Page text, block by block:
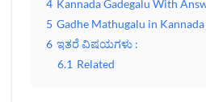
4 Kannada Gadegalu With
5 Gadhe Mathugalu in Kannada
6 ಇತರೆ ವಿಷಯಗಳು :
6.1 Related